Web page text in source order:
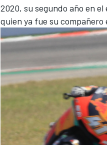
2020, su segundo año en
quien ya fue su compañero